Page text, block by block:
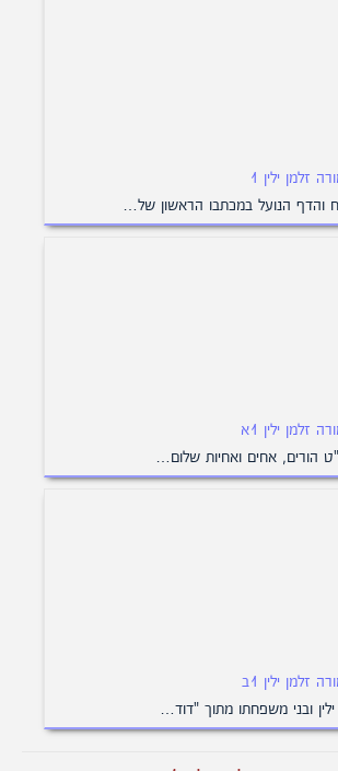
זלמן ילין 1
והדף הנועל במכתבו הראשון של…
ילין 1א
הורים, אחים ואחיות שלום…
ילין 1ב
ובני משפחתו מתוך "דוד…